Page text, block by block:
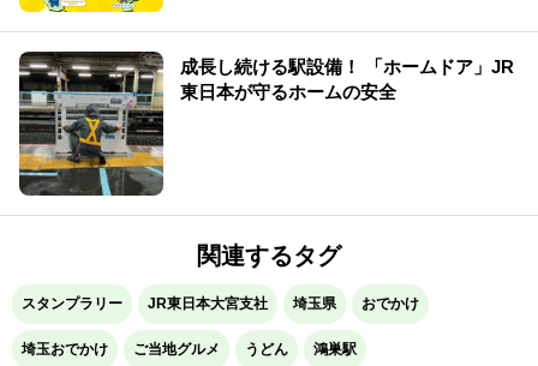
成長し続ける駅設備！ 「ホームドア」JR
東日本が守るホームの安全
関連するタグ
スタンプラリー JR東日本大宮支社 埼玉県 おでかけ
埼玉おでかけ ご当地グルメ うどん 鴻巣駅